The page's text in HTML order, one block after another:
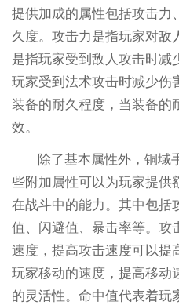
提供加成的属性包括攻击力
久度。攻击力是指玩家对敌
是指玩家受到敌人攻击时减
玩家受到法术攻击时减少伤
装备的耐久程度，当装备的
效。
除了基本属性外，铜域
些附加属性可以为玩家提供
在战斗中的能力。其中包括
值、闪避值、暴击率等。攻
速度，提高攻击速度可以提
玩家移动的速度，提高移动
的灵活性。命中值代表着玩